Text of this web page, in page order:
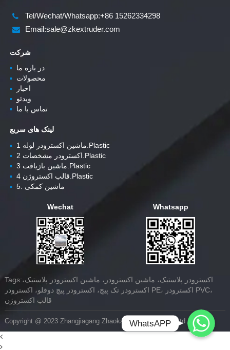
Tel/Wechat/Whatsapp:+86 15262334298
Email:sale@zkextruder.com
شرکت
▪ در باره ما
▪ محصولات
▪
اخبار
▪ ویدئو
▪ تماس با ما
لینک های سریع
▪
ماشین اکسترودر لوله 1.Plastic
▪
اکسترودر مشخصات 2.Plastic
▪
ماشین بازیافت 3.Plastic
▪
قالب اکستروژن 4.Plastic
▪
5. ماشین کمکی
Wechat Whatsapp
Tags:اکسترودر پلاستیک، ماشین اکسترودر، ماشین اکسترودر پلاستیک،
اکسترودر تک پیچ، اکسترودر پیچ دوقلو، اکسترودر PE، اکسترودر PVC،
قالب اکستروژن
Copyright @ 2023 Zhangjiagang Zhaokang Machinery Co.,ltd
Whatsapp
WhatsAPP